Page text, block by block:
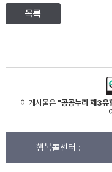
목록
이 게시물은 "공공누리 제3유
행복콜센터 :